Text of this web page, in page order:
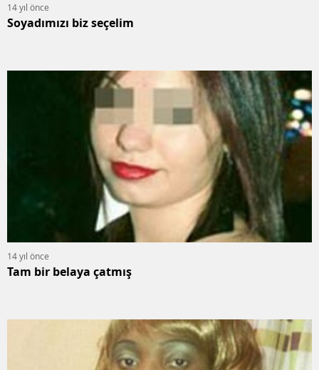
14 yıl önce
Soyadımızı biz seçelim
14 yıl önce
Tam bir belaya çatmış